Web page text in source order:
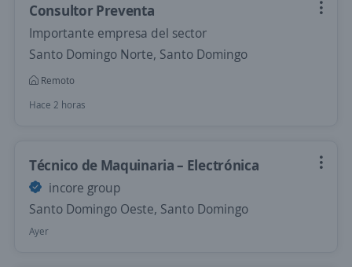
Consultor Preventa
Importante empresa del sector
Santo Domingo Norte, Santo Domingo
Remoto
Hace 2 horas
Técnico de Maquinaria – Electrónica
incore group
Santo Domingo Oeste, Santo Domingo
Ayer